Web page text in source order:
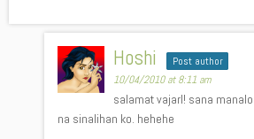
Hoshi Post author
10/04/2010 at 8:11 am
salamat vajarl! sana
na sinalihan ko. hehehe